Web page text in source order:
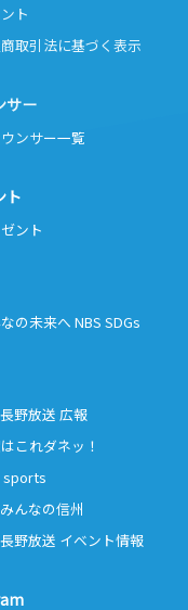
ト
取引法に基づく表示
サー
ンサー一覧
ト
ント
の未来へ NBS SDGs
野放送 広報
これダネッ！
sports
んなの信州
野放送 イベント情報